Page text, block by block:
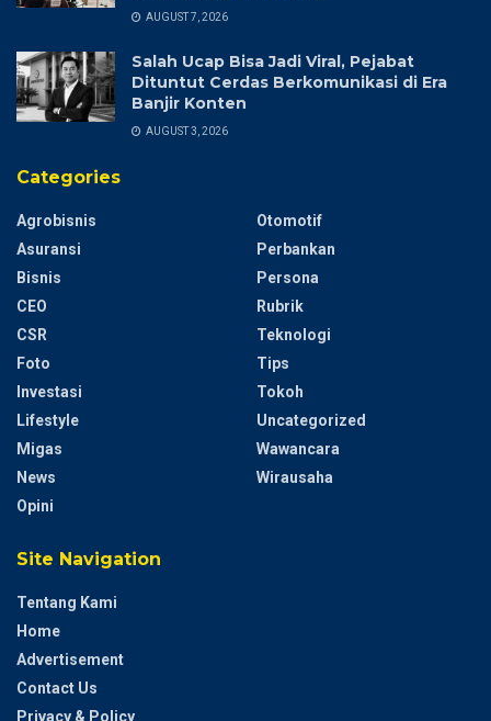
AUGUST 7, 2026
Salah Ucap Bisa Jadi Viral, Pejabat
Dituntut Cerdas Berkomunikasi di Era
Banjir Konten
AUGUST 3, 2026
Categories
Agrobisnis
Asuransi
Bisnis
CEO
CSR
Foto
Investasi
Lifestyle
Migas
News
Opini
Otomotif
Perbankan
Persona
Rubrik
Teknologi
Tips
Tokoh
Uncategorized
Wawancara
Wirausaha
Site Navigation
Tentang Kami
Home
Advertisement
Contact Us
Privacy & Policy